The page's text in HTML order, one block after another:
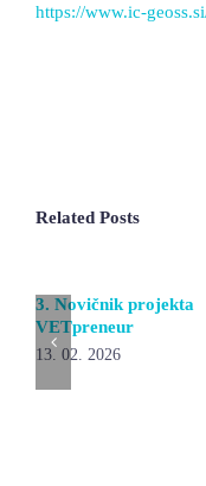
https://www.ic-
Related Posts
3. Novičnik projekta
VETpreneur
13. 02. 2026